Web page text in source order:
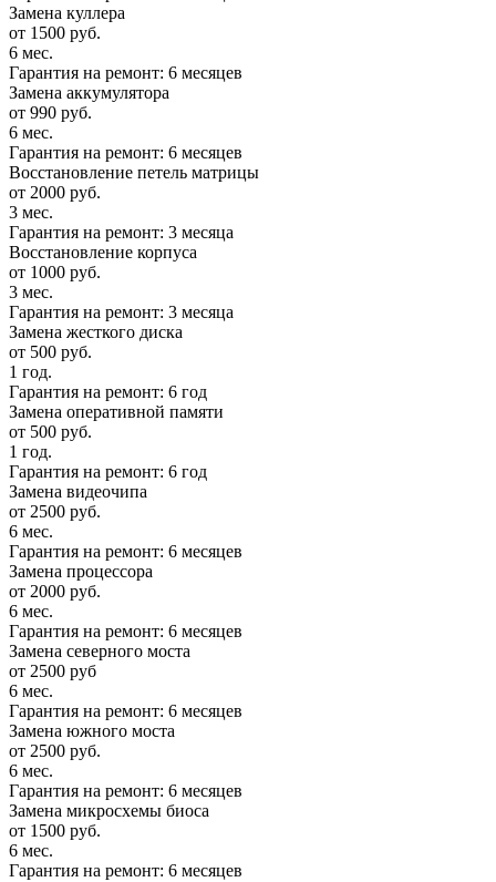
Замена куллера
от 1500 руб.
6 мес.
Гарантия на ремонт: 6 месяцев
Замена аккумулятора
от 990 руб.
6 мес.
Гарантия на ремонт: 6 месяцев
Восстановление петель матрицы
от 2000 руб.
3 мес.
Гарантия на ремонт: 3 месяца
Восстановление корпуса
от 1000 руб.
3 мес.
Гарантия на ремонт: 3 месяца
Замена жесткого диска
от 500 руб.
1 год.
Гарантия на ремонт: 6 год
Замена оперативной памяти
от 500 руб.
1 год.
Гарантия на ремонт: 6 год
Замена видеочипа
от 2500 руб.
6 мес.
Гарантия на ремонт: 6 месяцев
Замена процессора
от 2000 руб.
6 мес.
Гарантия на ремонт: 6 месяцев
Замена северного моста
от 2500 руб
6 мес.
Гарантия на ремонт: 6 месяцев
Замена южного моста
от 2500 руб.
6 мес.
Гарантия на ремонт: 6 месяцев
Замена микросхемы биоса
от 1500 руб.
6 мес.
Гарантия на ремонт: 6 месяцев